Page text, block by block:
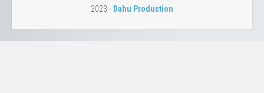
2023 - Dahu Production